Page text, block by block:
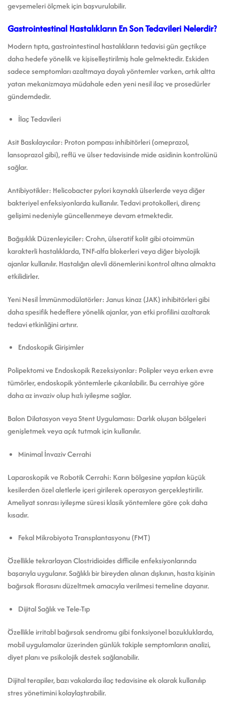
gevşemeleri ölçmek için başvurulabilir.
Gastrointestinal Hastalıkların En Son Tedavileri Nelerdir?
Modern tıpta, gastrointestinal hastalıkların tedavisi gün geçtikçe
daha hedefe yönelik ve kişiselleştirilmiş hale gelmektedir. Eskiden
sadece semptomları azaltmaya dayalı yöntemler varken, artık altta
yatan mekanizmaya müdahale eden yeni nesil ilaç ve prosedürler
gündemdedir.
İlaç Tedavileri
Asit Baskılayıcılar: Proton pompası inhibitörleri (omeprazol,
lansoprazol gibi), reflü ve ülser tedavisinde mide asidinin kontrolünü
sağlar.
Antibiyotikler: Helicobacter pylori kaynaklı ülserlerde veya diğer
bakteriyel enfeksiyonlarda kullanılır. Tedavi protokolleri, direnç
gelişimi nedeniyle güncellenmeye devam etmektedir.
Bağışıklık Düzenleyiciler: Crohn, ülseratif kolit gibi otoimmün
karakterli hastalıklarda, TNF-alfa blokerleri veya diğer biyolojik
ajanlar kullanılır. Hastalığın alevli dönemlerini kontrol altına almakta
etkilidirler.
Yeni Nesil İmmünmodülatörler: Janus kinaz (JAK) inhibitörleri gibi
daha spesifik hedeflere yönelik ajanlar, yan etki profilini azaltarak
tedavi etkinliğini artırır.
Endoskopik Girişimler
Polipektomi ve Endoskopik Rezeksiyonlar: Polipler veya erken evre
tümörler, endoskopik yöntemlerle çıkarılabilir. Bu cerrahiye göre
daha az invaziv olup hızlı iyileşme sağlar.
Balon Dilatasyon veya Stent Uygulaması: Darlık oluşan bölgeleri
genişletmek veya açık tutmak için kullanılır.
Minimal İnvaziv Cerrahi
Laparoskopik ve Robotik Cerrahi: Karın bölgesine yapılan küçük
kesilerden özel aletlerle içeri girilerek operasyon gerçekleştirilir.
Ameliyat sonrası iyileşme süresi klasik yöntemlere göre çok daha
kısadır.
Fekal Mikrobiyota Transplantasyonu (FMT)
Özellikle tekrarlayan Clostridioides difficile enfeksiyonlarında
başarıyla uygulanır. Sağlıklı bir bireyden alınan dışkının, hasta kişinin
bağırsak florasını düzeltmek amacıyla verilmesi temeline dayanır.
Dijital Sağlık ve Tele-Tıp
Özellikle irritabl bağırsak sendromu gibi fonksiyonel bozukluklarda,
mobil uygulamalar üzerinden günlük takiple semptomların analizi,
diyet planı ve psikolojik destek sağlanabilir.
Dijital terapiler, bazı vakalarda ilaç tedavisine ek olarak kullanılıp
stres yönetimini kolaylaştırabilir.